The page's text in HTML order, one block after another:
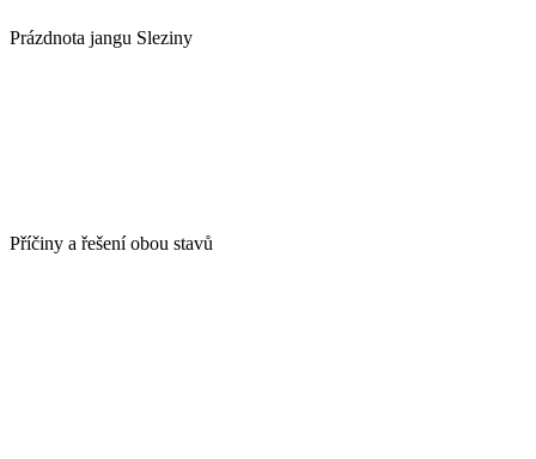
Prázdnota jangu Sleziny
Příčiny a řešení obou stavů